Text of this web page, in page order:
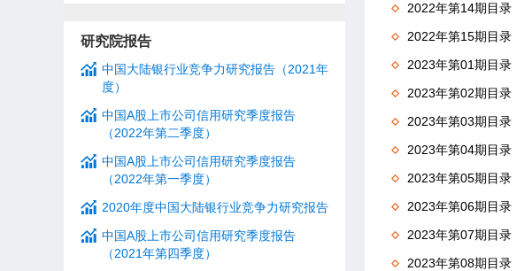
研究院报告
中国大陆银行业竞争力研究报告（2021年
度）
中国A股上市公司信用研究季度报告
（2022年第二季度）
中国A股上市公司信用研究季度报告
（2022年第一季度）
2020年度中国大陆银行业竞争力研究报告
中国A股上市公司信用研究季度报告
（2021年第四季度）
2022年第14期目录
2022年第15期目录
2023年第01期目录
2023年第02期目录
2023年第03期目录
2023年第04期目录
2023年第05期目录
2023年第06期目录
2023年第07期目录
2023年第08期目录